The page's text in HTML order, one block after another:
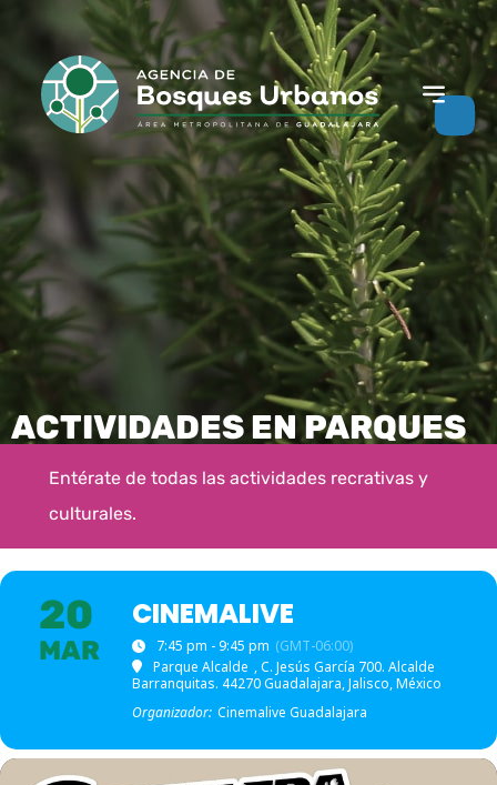
ACTIVIDADES EN PARQUES
Entérate de todas las actividades recrativas y
culturales.
20
MAR
CINEMALIVE
7:45 pm - 9:45 pm (GMT-06:00)
Parque Alcalde , C. Jesús García 700. Alcalde
Barranquitas. 44270 Guadalajara, Jalisco, México
Organizador: Cinemalive Guadalajara